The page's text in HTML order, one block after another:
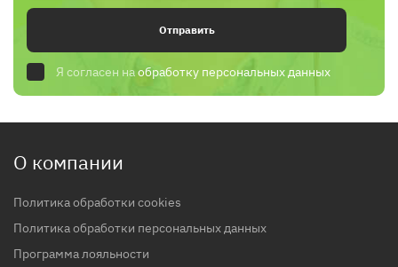
Отправить
Я согласен наобработку персональных данных
О компании
Политика обработки cookies
Политика обработки персональных данных
Программа лояльности